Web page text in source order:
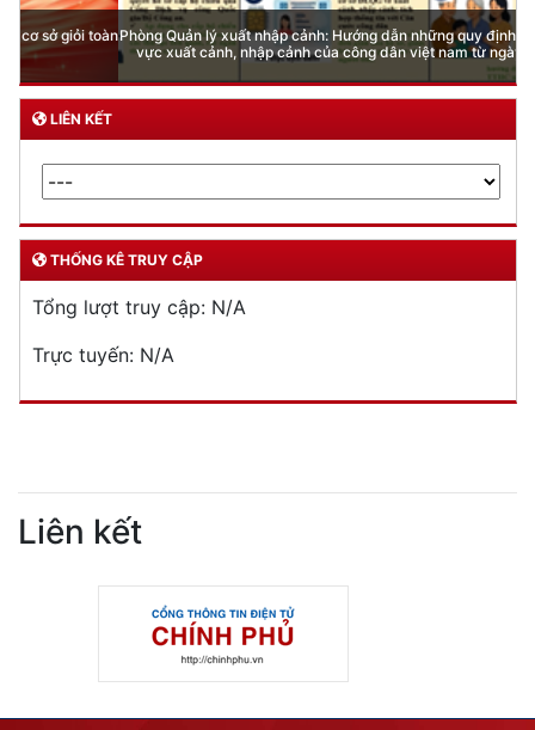
Phòng Quản lý xuất nhập cảnh: Hướng dẫn những quy định mới trong lĩnh
vực xuất cảnh, nhập cảnh của công dân việt nam từ ngày 01/7/2026
LIÊN KẾT
THỐNG KÊ TRUY CẬP
Tổng lượt truy cập: N/A
Trực tuyến: N/A
Liên kết